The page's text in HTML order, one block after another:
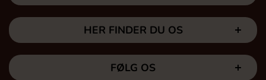
HER FINDER DU OS
FØLG OS